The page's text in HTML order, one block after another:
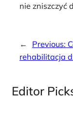
nie zniszczyć
← Previous:
rehabilitacja
Editor